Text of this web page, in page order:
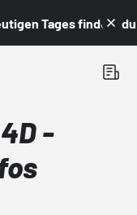
Tages findest du
-